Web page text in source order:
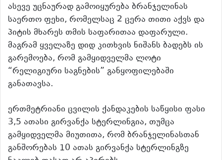
ასევე უცნაურად გამოიყურება ბრანჯელინას
საერთო ფეხი, რომელსაც 2 ცერა თითი აქვს და
პიტის მხარეს თმის საფარითაა დაფარული.
მაგრამ ყველაზე დიდ კითხვის ნიშანს ბადებს ის
გარემოება, რომ გამყიდველმა ლოტი
“რელიგიური საგნების” განყოფილებაში
განათავსა.
ერთმეტრიანი ცვილის ქანდაკების საწყისი ფასი
3,5 ათასი გირვანქა სტერლინგია, თუმცა
გამყიდველმა მიუთითა, რომ ბრანჯელინასთან
განშორებას 10 ათას გირვანქა სტერლინგზე